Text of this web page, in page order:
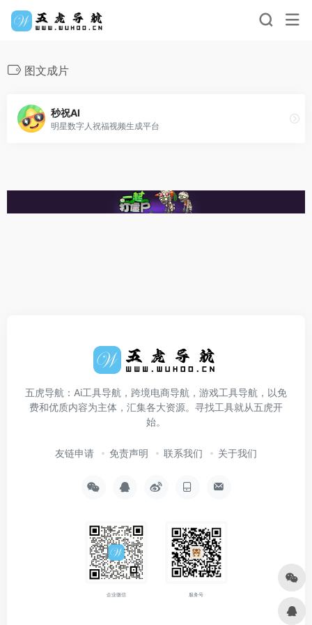
图文成片
秒祝AI
明星数字人祝福视频生成平台
五虎导航：Ai工具导航，跨境电商导航，游戏工具导航，以免
费和优质内容为主体，汇集各大资源。寻找工具就从五虎开
始。
友链申请 免责声明 联系我们 关于我们
企业微信 服务号